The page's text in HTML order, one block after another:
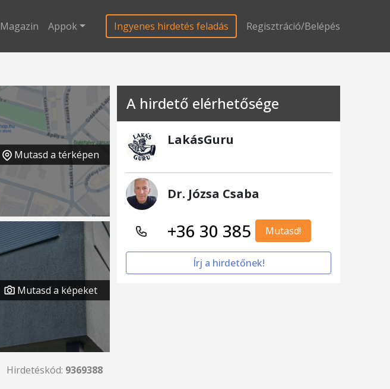
Magazin Appok Ingyenes hirdetés feladás Regisztráció/Belépés
Mutasd a térképen
Mutasd a képeket
Hirdetéskód: 9369388
A hirdető elérhetősége
LakásGuru
Dr. Józsa Csaba
+36 30 385 Mutasd!
Írj a hirdetőnek!